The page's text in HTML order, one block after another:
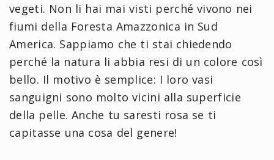
vegeti. Non li hai mai visti perché vivono nei
fiumi della Foresta Amazzonica in Sud
America. Sappiamo che ti stai chiedendo
perché la natura li abbia resi di un colore così
bello. Il motivo è semplice: I loro vasi
sanguigni sono molto vicini alla superficie
della pelle. Anche tu saresti rosa se ti
capitasse una cosa del genere!